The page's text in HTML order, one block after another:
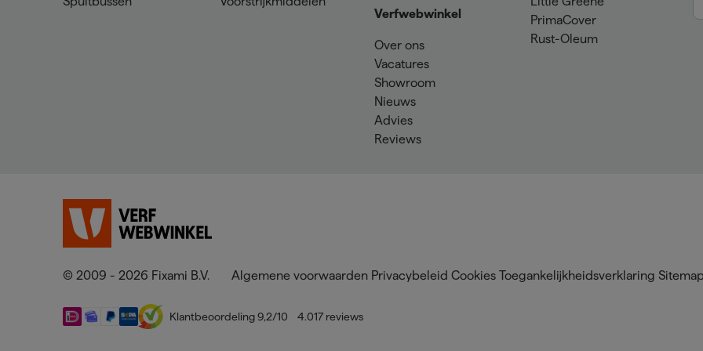
Verfwebwinkel
Over ons
Vacatures
Showroom
Nieuws
Advies
Reviews
PrimaCover
Rust-Oleum
© 2009 - 2026 Fixami B.V. Algemene voorwaarden Privacybeleid Cookies Toegankelijkheidsverklaring
Klantbeoordeling9,2/10 4.017 reviews